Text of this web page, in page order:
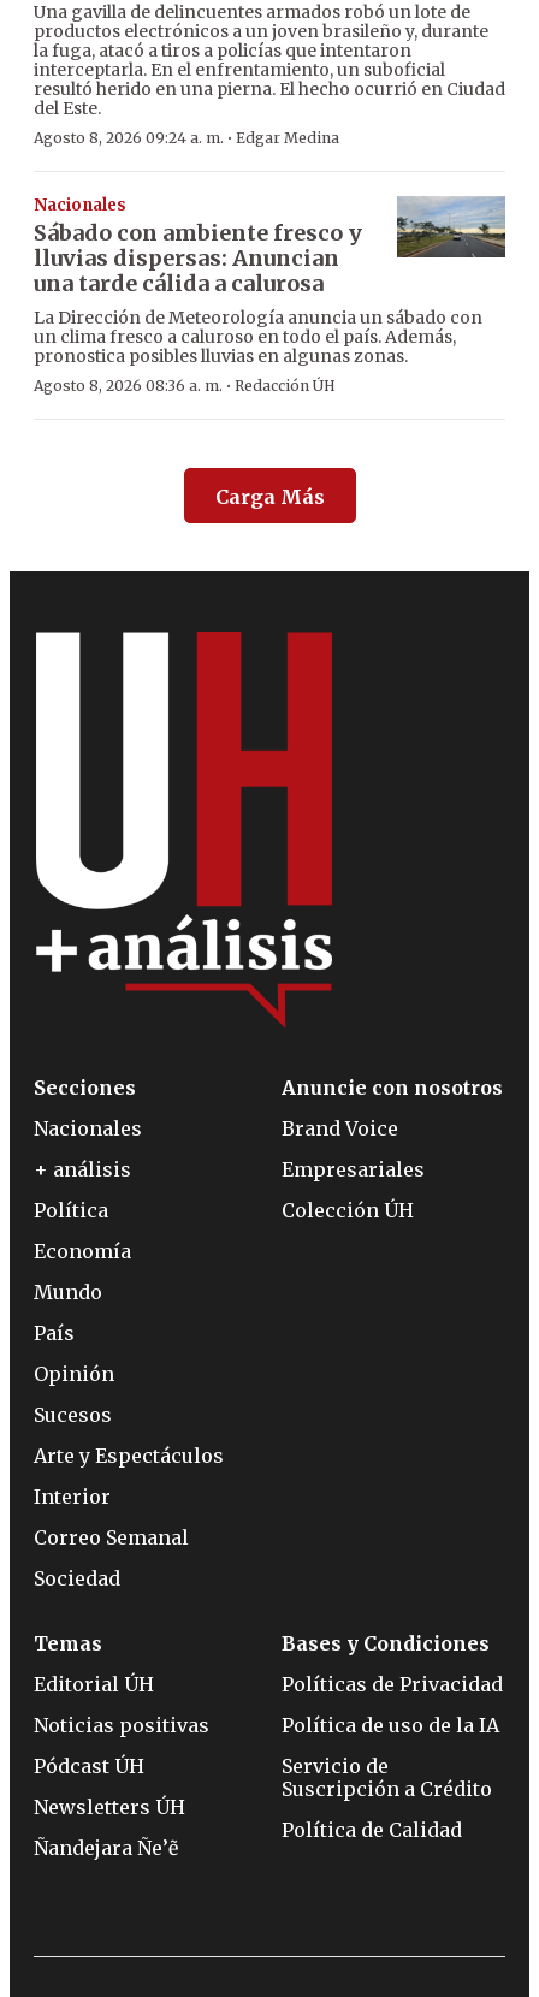
Una gavilla de delincuentes armados robó un lote de
productos electrónicos a un joven brasileño y, durante
la fuga, atacó a tiros a policías que intentaron
interceptarla. En el enfrentamiento, un suboficial
resultó herido en una pierna. El hecho ocurrió en Ciudad
del Este.
Agosto 8, 2026 09:24 a. m. · Edgar Medina
Nacionales
Sábado con ambiente fresco y
lluvias dispersas: Anuncian
una tarde cálida a calurosa
La Dirección de Meteorología anuncia un sábado con
un clima fresco a caluroso en todo el país. Además,
pronostica posibles lluvias en algunas zonas.
Agosto 8, 2026 08:36 a. m. · Redacción ÚH
Carga Más
Secciones
Nacionales
+ análisis
Política
Economía
Mundo
País
Opinión
Sucesos
Arte y Espectáculos
Interior
Correo Semanal
Sociedad
Anuncie con nosotros
Brand Voice
Empresariales
Colección ÚH
Temas
Editorial ÚH
Noticias positivas
Pódcast ÚH
Newsletters ÚH
Ñandejara Ñe’ẽ
Bases y Condiciones
Políticas de Privacidad
Política de uso de la IA
Servicio de
Suscripción a Crédito
Política de Calidad